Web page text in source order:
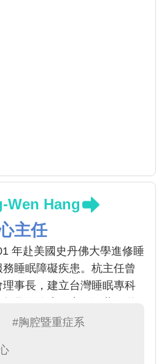
Wen Hang
主任
年赴美國史丹佛大學進修睡
睡眠障礙疾患。杭主任曾
事長，建立台灣睡眠專科
療策略，也擔任許多呼吸道
#胸腔暨重症系